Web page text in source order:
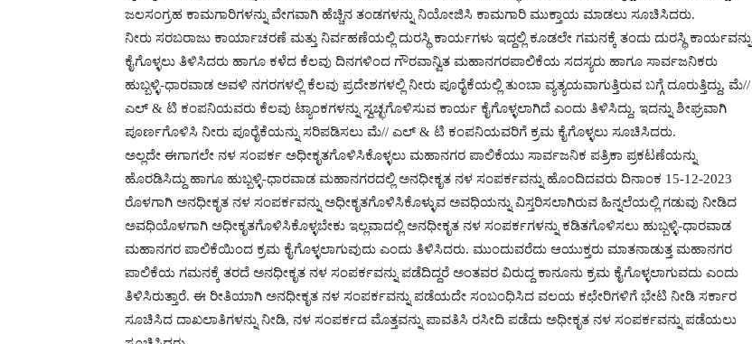
ಜಲಸಂಗ್ರಹ ಕಾಮಗಾರಿಗಳನ್ನು ವೇಗವಾಗಿ ಹೆಚ್ಚಿನ ತಂಡಗಳನ್ನು ನಿಯೋಜಿಸಿ ಕಾಮಗಾರಿ ಮುಕ್ತಾಯ ಮಾಡಲು ಸೂಚಿಸಿದರು.
ನೀರು ಸರಬರಾಜು ಕಾರ್ಯಾಚರಣೆ ಮತ್ತು ನಿರ್ವಹಣೆಯಲ್ಲಿ ದುರಸ್ಥಿ ಕಾರ್ಯಗಳು ಇದ್ದಲ್ಲಿ ಕೂಡಲೇ ಗಮನಕ್ಕೆ ತಂದು ದುರಸ್ಥಿ ಕಾರ್ಯವನ್ನು
ಕೈಗೊಳ್ಳಲು ತಿಳಿಸಿದರು ಹಾಗೂ ಕಳೆದ ಕೆಲವು ದಿನಗಳಿಂದ ಗೌರವಾನ್ವಿತ ಮಹಾನಗರಪಾಲಿಕೆಯ ಸದಸ್ಯರು ಹಾಗೂ ಸಾರ್ವಜನಿಕರು
ಹುಬ್ಬಳ್ಳಿ-ಧಾರವಾಡ ಅವಳಿ ನಗರಗಳಲ್ಲಿ ಕೆಲವು ಪ್ರದೇಶಗಳಲ್ಲಿ ನೀರು ಪೂರೈಕೆಯಲ್ಲಿ ತುಂಬಾ ವ್ಯತ್ಯಯವಾಗುತ್ತಿರುವ ಬಗ್ಗೆ ದೂರುತ್ತಿದ್ದು, ಮೆ//
ಎಲ್ & ಟಿ ಕಂಪನಿಯವರು ಕೆಲವು ಟ್ಯಾಂಕಗಳನ್ನು ಸ್ವಚ್ಛಗೊಳಿಸುವ ಕಾರ್ಯ ಕೈಗೊಳ್ಳಲಾಗಿದೆ ಎಂದು ತಿಳಿಸಿದ್ದು, ಇದನ್ನು ಶೀಘ್ರವಾಗಿ
ಪೂರ್ಣಗೊಳಿಸಿ ನೀರು ಪೂರೈಕೆಯನ್ನು ಸರಿಪಡಿಸಲು ಮೆ// ಎಲ್ & ಟಿ ಕಂಪನಿಯವರಿಗೆ ಕ್ರಮ ಕೈಗೊಳ್ಳಲು ಸೂಚಿಸಿದರು.
ಅಲ್ಲದೇ ಈಗಾಗಲೇ ನಳ ಸಂಪರ್ಕ ಅಧೀಕೃತಗೊಳಿಸಿಕೊಳ್ಳಲು ಮಹಾನಗರ ಪಾಲಿಕೆಯು ಸಾರ್ವಜನಿಕ ಪತ್ರಿಕಾ ಪ್ರಕಟಣೆಯನ್ನು
ಹೊರಡಿಸಿದ್ದು ಹಾಗೂ ಹುಬ್ಬಳ್ಳಿ-ಧಾರವಾಡ ಮಹಾನಗರದಲ್ಲಿ ಅನಧೀಕೃತ ನಳ ಸಂಪರ್ಕವನ್ನು ಹೊಂದಿದವರು ದಿನಾಂಕ 15-12-2023
ರೊಳಗಾಗಿ ಅನಧೀಕೃತ ನಳ ಸಂಪರ್ಕವನ್ನು ಅಧೀಕೃತಗೊಳಿಸಿಕೊಳ್ಳುವ ಅವಧಿಯನ್ನು ವಿಸ್ತರಿಸಲಾಗಿರುವ ಹಿನ್ನಲೆಯಲ್ಲಿ ಗಡುವು ನೀಡಿದ
ಅವಧಿಯೊಳಗಾಗಿ ಅಧೀಕೃತಗೊಳಿಸಿಕೊಳ್ಳಬೇಕು ಇಲ್ಲವಾದಲ್ಲಿ ಅನಧೀಕೃತ ನಳ ಸಂಪರ್ಕಗಳನ್ನು ಕಡಿತಗೊಳಿಸಲು ಹುಬ್ಬಳ್ಳಿ-ಧಾರವಾಡ
ಮಹಾನಗರ ಪಾಲಿಕೆಯಿಂದ ಕ್ರಮ ಕೈಗೊಳ್ಳಲಾಗುವುದು ಎಂದು ತಿಳಿಸಿದರು. ಮುಂದುವರೆದು ಆಯುಕ್ತರು ಮಾತನಾಡುತ್ತ ಮಹಾನಗರ
ಪಾಲಿಕೆಯ ಗಮನಕ್ಕೆ ತರದೆ ಅನಧೀಕೃತ ನಳ ಸಂಪರ್ಕವನ್ನು ಪಡೆದಿದ್ದರೆ ಅಂತವರ ವಿರುದ್ದ ಕಾನೂನು ಕ್ರಮ ಕೈಗೊಳ್ಳಲಾಗುವದು ಎಂದು
ತಿಳಿಸಿರುತ್ತಾರೆ. ಈ ರೀತಿಯಾಗಿ ಅನಧೀಕೃತ ನಳ ಸಂಪರ್ಕವನ್ನು ಪಡೆಯದೇ ಸಂಬಂಧಿಸಿದ ವಲಯ ಕಛೇರಿಗಳಿಗೆ ಭೇಟಿ ನೀಡಿ ಸರ್ಕಾರ
ಸೂಚಿಸಿದ ದಾಖಲಾತಿಗಳನ್ನು ನೀಡಿ, ನಳ ಸಂಪರ್ಕದ ಮೊತ್ತವನ್ನು ಪಾವತಿಸಿ ರಸೀದಿ ಪಡೆದು ಅಧೀಕೃತ ನಳ ಸಂಪರ್ಕವನ್ನು ಪಡೆಯಲು